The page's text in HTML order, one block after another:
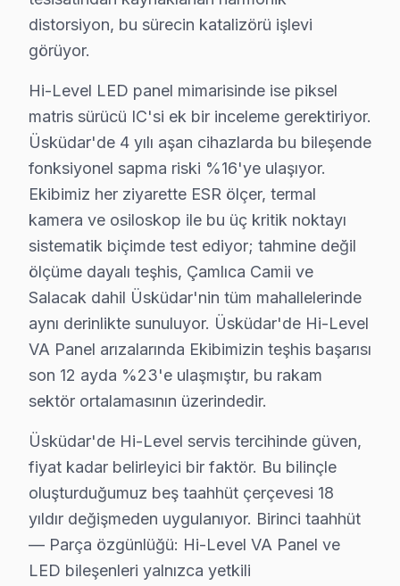
Murat T. — Hi-Level Servis Uzmanı
14 yıllık Hi-Level TV tamir deneyimi. Üsküdar ve çevre
· Hi-Level fabrika servis sertifikası
· 2010'dan günümüze tüm Hi-Level modelleri
Üsküdar Servis İstatistikleri
· Üsküdar'de445+Hi-Level TV tamiri
· Müşteri memnuniyeti%97
· Ortalama tamir süresi: 1–2 iş günü
2 yıl garantili
Bu sayfayla ilgili hizmet sayfaları:
↑ Hi-Level Servis Ana Sayfası
↑ Üsküdar TV Servis Merkezi
Üsküdar Yakın İlçelerde Hi-Level Servisi
· Çekmeköy Hi-Level
· Kadıköy Hi-Level
distorsiyon, bu sürecin katalizörü işlevi
görüyor.
Hi-Level LED panel mimarisinde ise piksel
matris sürücü IC'si ek bir inceleme gerektiriyor.
Üsküdar'de 4 yılı aşan cihazlarda bu bileşende
fonksiyonel sapma riski %16'ye ulaşıyor.
Ekibimiz her ziyarette ESR ölçer, termal
kamera ve osiloskop ile bu üç kritik noktayı
sistematik biçimde test ediyor; tahmine değil
ölçüme dayalı teşhis, Çamlıca Camii ve
Salacak dahil Üsküdar'nin tüm mahallelerinde
aynı derinlikte sunuluyor. Üsküdar'de Hi-Level
VA Panel arızalarında Ekibimizin teşhis başarısı
son 12 ayda %23'e ulaşmıştır, bu rakam
sektör ortalamasının üzerindedir.
Üsküdar'de Hi-Level servis tercihinde güven,
fiyat kadar belirleyici bir faktör. Bu bilinçle
oluşturduğumuz beş taahhüt çerçevesi 18
yıldır değişmeden uygulanıyor. Birinci taahhüt
— Parça özgünlüğü: Hi-Level VA Panel ve
LED bileşenleri yalnızca yetkili